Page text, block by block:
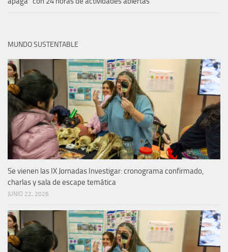
MUNDO SUSTENTABLE
Se vienen las IX Jornadas Investigar: cronograma confirmado,
charlas y sala de escape temática
JUNIO 22, 2026